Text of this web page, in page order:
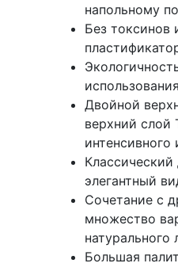
напольному
Без токсинов
Двойной
верхний слой
интенсивного
элегантный
Сочетание с
множество
натурального
Большая